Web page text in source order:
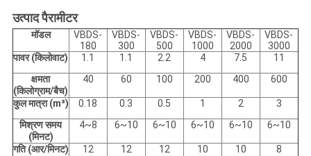
उत्पाद पैरामीटर
मॉडल
VBDS-
180
VBDS-
300
VBDS-
500
VBDS-
1000
VBDS-
2000
VBDS-
3000
पावर (किलोवाट)
1.1 1.1 2.2 4 7.5
11
क्षमता
(किलोग्राम/बैच)
40 60 100 200 400 600
कुल मात्रा (m³) 0.18 0.3 0.5 1 2
3
मिश्रण समय
(मिनट)
4~8 6~10 6~10 6~10 6~10 6~10
गति (आर/मिनट) 12 12 12 10 10 8